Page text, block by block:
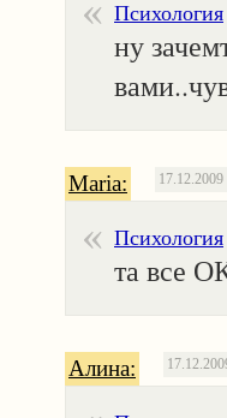
Психология
ну
Maria: 17.12.2009
Психология
та все
Алина: